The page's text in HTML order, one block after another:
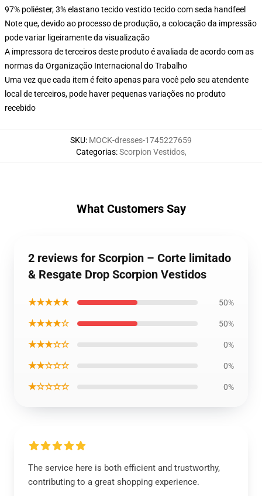
97% poliéster, 3% elastano tecido vestido tecido com seda handfeel
Note que, devido ao processo de produção, a colocação da impressão
pode variar ligeiramente da visualização
A impressora de terceiros deste produto é avaliada de acordo com as
normas da Organização Internacional do Trabalho
Uma vez que cada item é feito apenas para você pelo seu atendente
local de terceiros, pode haver pequenas variações no produto
recebido
SKU: MOCK-dresses-1745227659
Categorias:Scorpion Vestidos,
What Customers Say
2 reviews for Scorpion – Corte limitado
& Resgate Drop Scorpion Vestidos
★★★★★ 50%
★★★★☆ 50%
★★★☆☆ 0%
★★☆☆☆ 0%
★☆☆☆☆ 0%
The service here is both efficient and trustworthy,
contributing to a great shopping experience.